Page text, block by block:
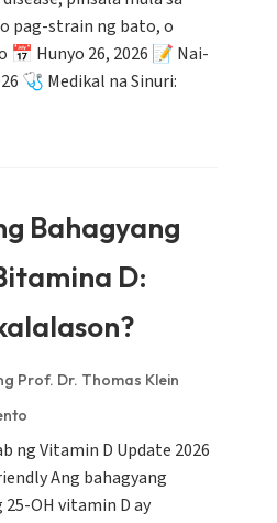
pag-strain ng bato, o
📅 Hunyo 26, 2026 📝 Nai-
🩺 Medikal na Sinuri:
Bahagyang
D:
Prof. Dr. Thomas Klein
ng Vitamin D Update 2026
Ang bahagyang
OH vitamin D ay